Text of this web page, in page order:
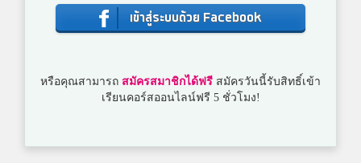
เข้าสู่ระบบด้วย Facebook
หรือคุณสามารถ สมัครสมาชิกได้ฟรี สมัครวันนี้รับสิทธิ์เข้า
เรียนคอร์สออนไลน์ฟรี 5 ชั่วโมง!